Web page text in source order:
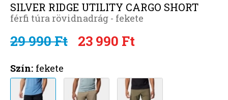
SILVER RIDGE UTILITY CARGO SHORT
férfi túra rövidnadrág - fekete
29 990 Ft 23 990 Ft
Szín: fekete